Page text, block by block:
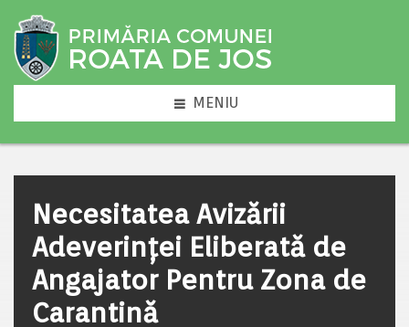
MENIU
Necesitatea Avizării
Adeverinței Eliberată de
Angajator Pentru Zona de
Carantină